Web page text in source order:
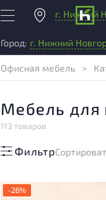
г. Нижний
Город: г. Нижний
Офисная мебель >
Мебель для
113 товаров
Фильтр
-26%